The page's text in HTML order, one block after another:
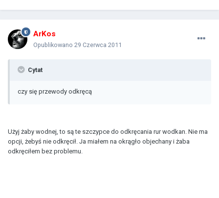
ArKos
Opublikowano 29 Czerwca 2011
Cytat
czy się przewody odkręcą
Użyj żaby wodnej, to są te szczypce do odkręcania rur wodkan. Nie ma
opcji, żebyś nie odkręcił. Ja miałem na okrągło objechany i żaba
odkręciłem bez problemu.